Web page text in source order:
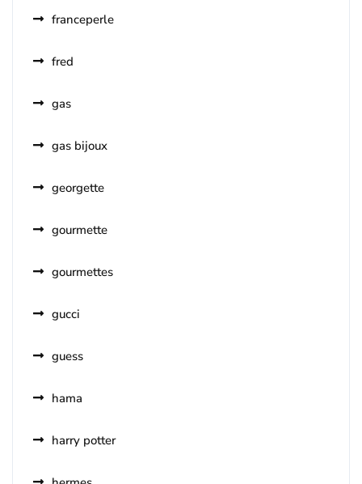
franceperle
fred
gas
gas bijoux
georgette
gourmette
gourmettes
gucci
guess
hama
harry potter